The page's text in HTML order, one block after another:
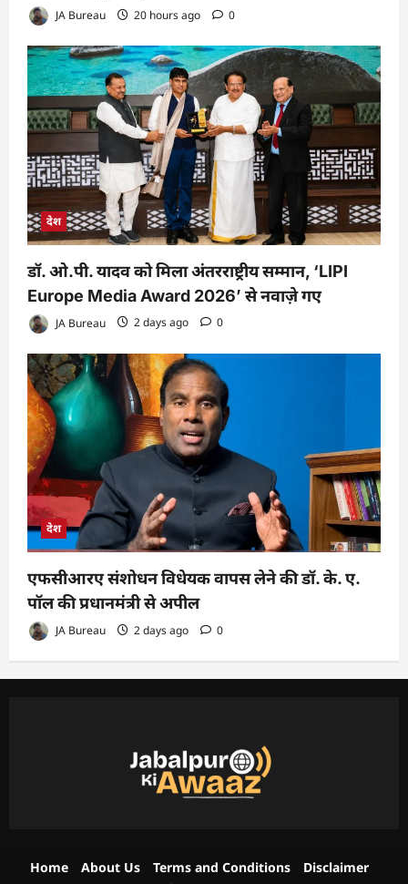
JA Bureau 20 hours ago 0
देश
डॉ. ओ.पी. यादव को मिला अंतरराष्ट्रीय सम्मान, ‘LIPI
Europe Media Award 2026’ से नवाज़े गए
JA Bureau 2 days ago 0
देश
एफसीआरए संशोधन विधेयक वापस लेने की डॉ. के. ए.
पॉल की प्रधानमंत्री से अपील
JA Bureau 2 days ago 0
Home About Us Terms and Conditions
Disclaimer